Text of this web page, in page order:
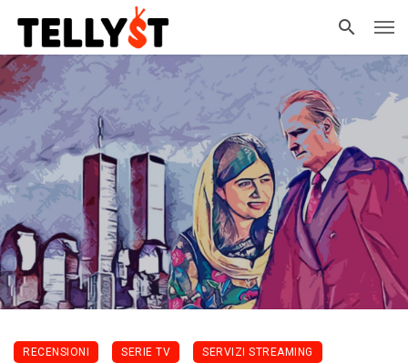
RECENSIONI SERIE TV SERVIZI STREAMING